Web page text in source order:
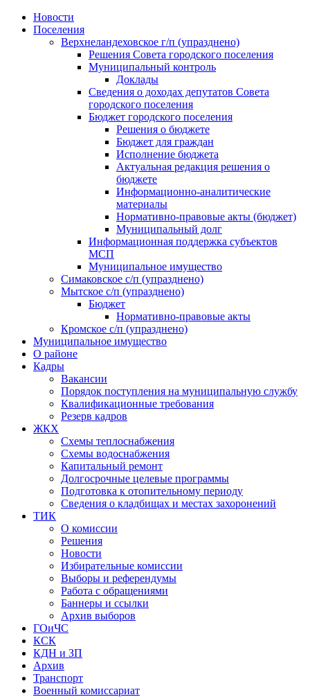
Skip
Новости
Поселения
Верхнеландеховское г/п (упразднено)
Решения Совета городского поселения
Муниципальный контроль
Доклады
Сведения о доходах депутатов Совета
городского поселения
Бюджет городского поселения
Решения о бюджете
Бюджет для граждан
Исполнение бюджета
Актуальная редакция решения о
бюджете
Информационно-аналитические
материалы
Нормативно-правовые акты (бюджет)
Муниципальный долг
Информационная поддержка субъектов
МСП
Муниципальное имущество
Симаковское с/п (упразднено)
Мытское с/п (упразднено)
Бюджет
Нормативно-правовые акты
Кромское с/п (упразднено)
Муниципальное имущество
О районе
Кадры
Вакансии
Порядок поступления на муниципальную службу
Квалификационные требования
Резерв кадров
ЖКХ
Схемы теплоснабжения
Схемы водоснабжения
Капитальный ремонт
Долгосрочные целевые программы
Подготовка к отопительному периоду
Сведения о кладбищах и местах захоронений
ТИК
О комиссии
Решения
Новости
Избирательные комиссии
Выборы и референдумы
Работа с обращениями
Баннеры и ссылки
Архив выборов
ГОиЧС
КСК
КДН и ЗП
Архив
Транспорт
Военный комиссариат